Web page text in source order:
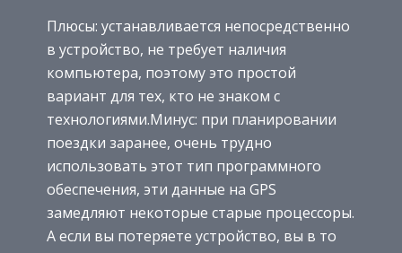
Плюсы: устанавливается непосредственно
в устройство, не требует наличия
компьютера, поэтому это простой
вариант для тех, кто не знаком с
технологиями.Минус: при планировании
поездки заранее, очень трудно
использовать этот тип программного
обеспечения, эти данные на GPS
замедляют некоторые старые процессоры.
А если вы потеряете устройство, вы в то